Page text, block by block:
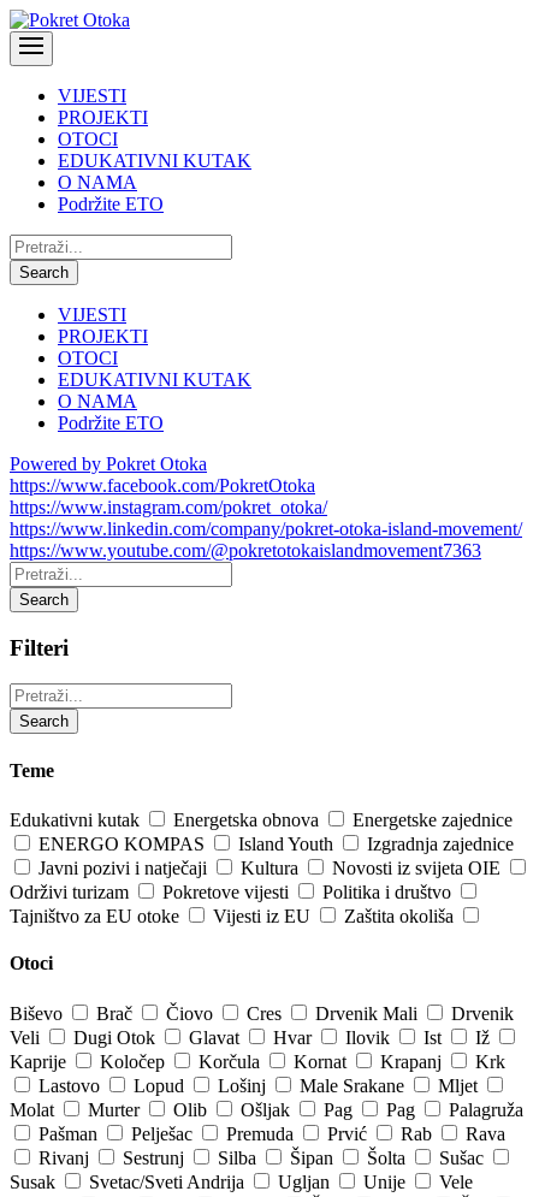
VIJESTI
PROJEKTI
OTOCI
EDUKATIVNI KUTAK
O NAMA
Podržite ETO
Pretraži:
Search
VIJESTI
PROJEKTI
OTOCI
EDUKATIVNI KUTAK
O NAMA
Podržite ETO
Powered by Pokret Otoka
https://www.facebook.com/PokretOtoka
https://www.instagram.com/pokret_otoka/
https://www.linkedin.com/company/pokret-otoka-island-movement/
https://www.youtube.com/@pokretotokaislandmovement7363
Pretraži:
Search
Filteri
Pretraži:
Search
Teme
Edukativni kutak Energetska obnova
Energetske zajednice
ENERGO KOMPAS
Island Youth
Izgradnja zajednice
Javni pozivi i natječaji
Kultura
Novosti iz svijeta OIE
Održivi turizam
Pokretove vijesti
Politika i društvo
Tajništvo za EU otoke
Vijesti iz EU Zaštita okoliša
Otoci
Biševo Brač Čiovo Cres Drvenik Mali
Drvenik
Veli
Dugi Otok Glavat Hvar Ilovik Ist
Iž
Kaprije
Koločep Korčula Kornat Krapanj
Krk
Lastovo
Lopud Lošinj Male Srakane
Mljet
Molat
Murter Olib Ošljak Pag Pag
Palagruža
Pašman
Pelješac Premuda Prvić Rab
Rava
Rivanj
Sestrunj Silba Šipan Šolta
Sušac
Susak
Svetac/Sveti Andrija Ugljan Unije
Vele